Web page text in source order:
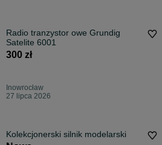
Radio tranzystor owe Grundig
Satelite 6001
300 zł
Inowrocław
27 lipca 2026
Kolekcjonerski silnik modelarski